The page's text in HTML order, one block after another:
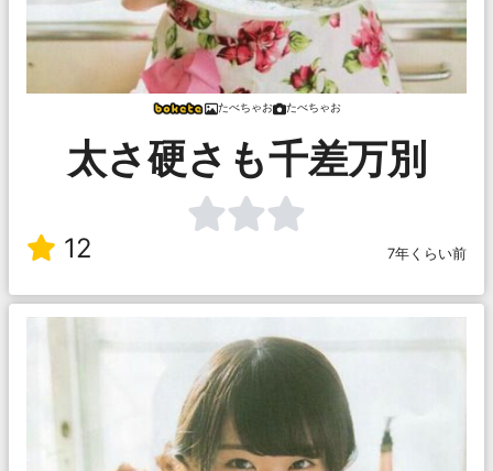
たべちゃお たべちゃお
太さ硬さも千差万別
12 7年くらい前